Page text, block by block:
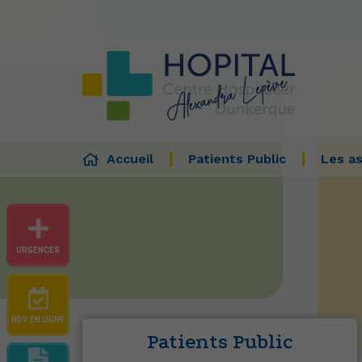
Accueil Patients Public Les
Patients Public
URGENCES
RDV EN LIGNE